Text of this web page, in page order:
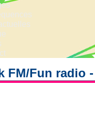
FM/Fun radio